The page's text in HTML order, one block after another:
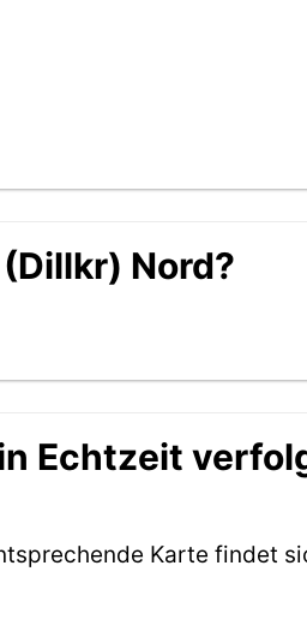
Nord?
Echtzeit
Karte findet